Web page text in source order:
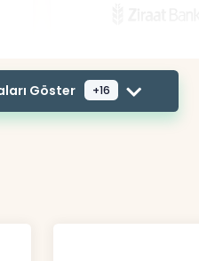
Göster +16